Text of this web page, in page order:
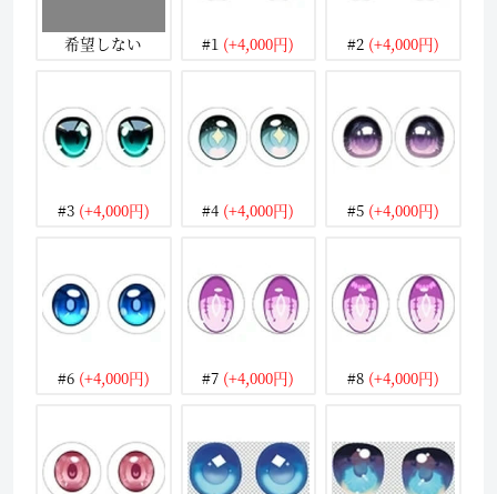
希望しない #1 (+4,000円) #2 (+4,000円)
#3(+4,000円) #4 (+4,000円) #5 (+4,000円)
#6(+4,000円) #7 (+4,000円) #8 (+4,000円)